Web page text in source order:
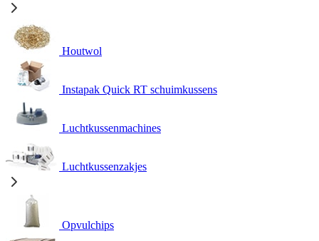
Houtwol
Instapak Quick RT schuimkussens
Luchtkussenmachines
Luchtkussenzakjes
Opvulchips